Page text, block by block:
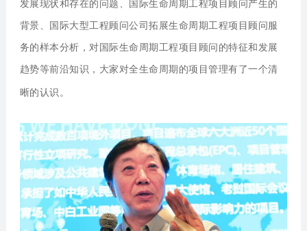
发展现状和存在的问题、国际生命周期工程项目顾问产生的
背景、国际大型工程顾问公司拓展生命周期工程项目顾问服
务的样本分析，对国际生命周期工程项目顾问的特征和发展
趋势等前沿知识，大家对全生命周期的项目管理有了一个清
晰的认识。